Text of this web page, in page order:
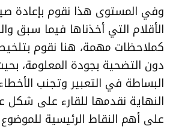
وفي المستوى هذا نقوم بإعادة
الأقلام التي أخذناها فيما سبق
كملاحظات مهمة، هنا نقوم
دون التضحية بجودة المعلومة،
البساطة في التعبير وتجنب
النهاية نقدمها للقارء على شكل
على أهم النقاط الرئيسية للموضوع